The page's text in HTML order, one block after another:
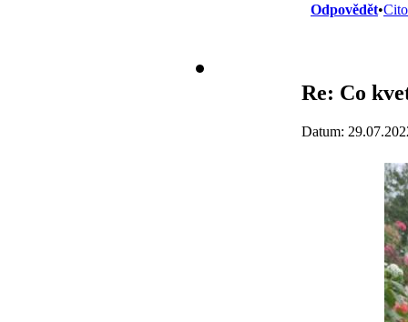
Odpovědět•
Re: Co
Datum: